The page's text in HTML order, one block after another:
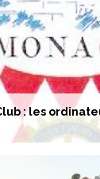
: les